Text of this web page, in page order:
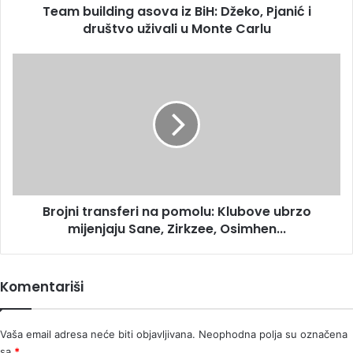
Team building asova iz BiH: Džeko, Pjanić i
društvo uživali u Monte Carlu
Zirkzee,
Osimhen...Brojni transferi na pomolu: Klubove ubrzo
mijenjaju Sane, Zirkzee, Osimhen...
Komentariši
Vaša email adresa neće biti objavljivana. Neophodna polja su označena